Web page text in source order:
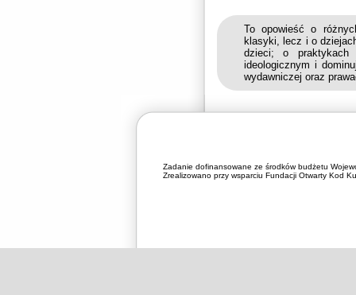
To opowieść o
klasyki, lecz i o
dzieci; o praktykach
ideologicznym i
wydawniczej oraz
Zadanie dofinansowane ze środków budżetu
Zrealizowano przy wsparciu Fundacji Otwarty Kod